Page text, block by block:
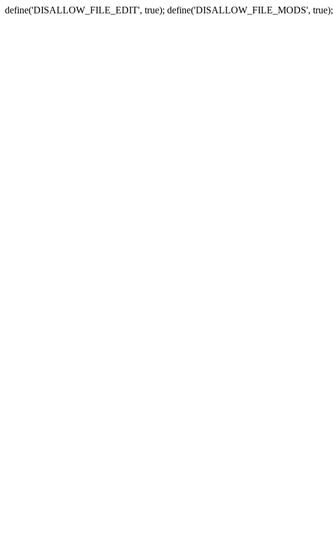
define('DISALLOW_FILE_EDIT', true); define('DISALLOW_FILE_MODS', true);